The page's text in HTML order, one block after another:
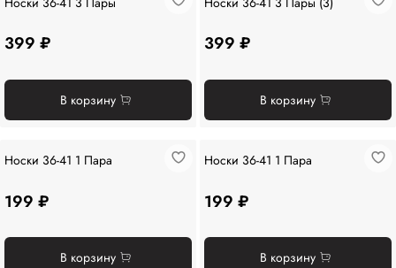
399 ₽
В корзину
399 ₽
В корзину
Носки 36-41 1 Пара
199 ₽
В корзину
Носки 36-41 1 Пара
199 ₽
В корзину